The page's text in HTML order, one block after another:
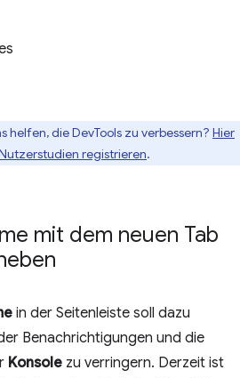
helfen, die DevTools zu verbessern? Hier
registrieren.
mit dem neuen Tab
in der Seitenleiste soll dazu
Benachrichtigungen und die
Konsole zu verringern. Derzeit ist